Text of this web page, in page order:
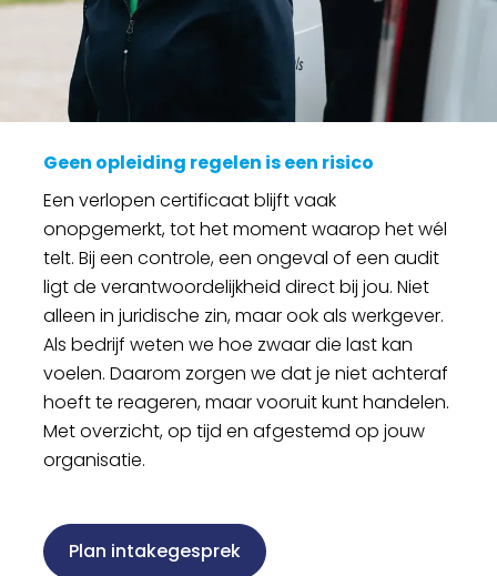
Geen opleiding regelen is een risico
Een verlopen certificaat blijft vaak
onopgemerkt, tot het moment waarop het wél
telt. Bij een controle, een ongeval of een audit
ligt de verantwoordelijkheid direct bij jou. Niet
alleen in juridische zin, maar ook als werkgever.
Als bedrijf weten we hoe zwaar die last kan
voelen. Daarom zorgen we dat je niet achteraf
hoeft te reageren, maar vooruit kunt handelen.
Met overzicht, op tijd en afgestemd op jouw
organisatie.
Plan intakegesprek